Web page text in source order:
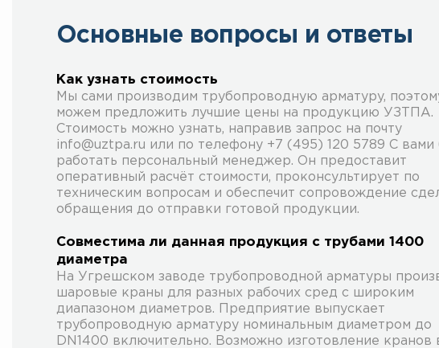
Основные вопросы и ответы
Как узнать стоимость
Мы сами производим трубопроводную арматуру,
можем предложить лучшие цены на продукцию УЗТПА.
Стоимость можно узнать, направив запрос на почту
info@uztpa.ru или по телефону +7 (495) 120 5789 С вами
работать персональный менеджер. Он предоставит
оперативный расчёт стоимости, проконсультирует по
техническим вопросам и обеспечит сопровождение
обращения до отправки готовой продукции.
Совместима ли данная продукция с трубами 1400
диаметра
На Угрешском заводе трубопроводной арматуры
шаровые краны для разных рабочих сред с широким
диапазоном диаметров. Предприятие выпускает
трубопроводную арматуру номинальным диаметром до
DN1400 включительно. Возможно изготовление кранов